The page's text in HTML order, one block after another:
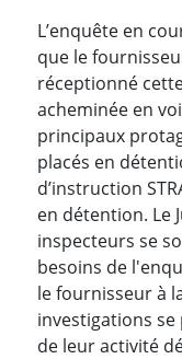
L’enquête en
que le
réceptionné
acheminée en
principaux
placés en
d’instruction
en détention. Le
inspecteurs se
besoins de
le fournisseur à
investigations
de leur activité